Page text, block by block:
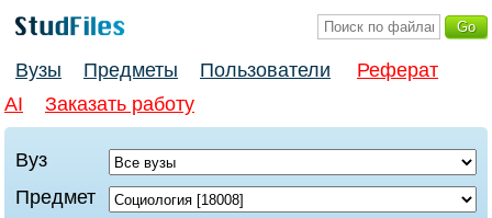
Вузы Предметы Пользователи
Реферат
AI
Заказать работу
Вуз
Предмет